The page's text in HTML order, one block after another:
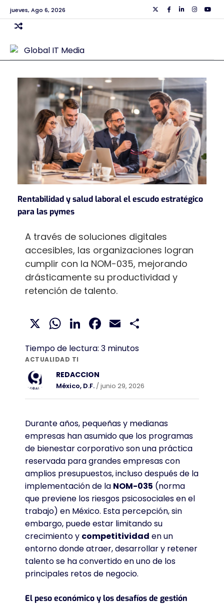
Skip
to
content
jueves, Ago 6, 2026 TwiiterFacebook
Linkedin
Rentabilidad y salud laboral el escudo estratégico
para las pymes
X WhatsApp
LinkedIn
Facebook
Email
Tiempo de lectura: 3 minutos
ACTUALIDAD TI
A través de soluciones digitales
accesibles, las organizaciones logran
cumplir con la NOM-035, mejorando
drásticamente su productividad y
retención de talento.
REDACCION
México, D.F. / junio 29, 2026
Durante años, pequeñas y medianas
empresas han asumido que los programas
de bienestar corporativo son una práctica
reservada para grandes empresas con
amplios presupuestos, incluso después de la
implementación de la NOM-035 (norma
que previene los riesgos psicosociales en el
trabajo) en México. Esta percepción, sin
embargo, puede estar limitando su
crecimiento y competitividad en un
entorno donde atraer, desarrollar y retener
talento se ha convertido en uno de los
principales retos de negocio.
El peso económico y los desafíos de gestión